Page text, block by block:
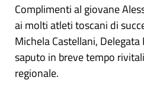
Complimenti al giovane
ai molti atleti toscani di
Michela Castellani, Delegata
saputo in breve tempo
regionale.